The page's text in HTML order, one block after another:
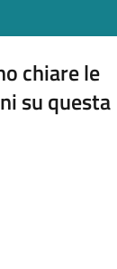
chiare le
su questa